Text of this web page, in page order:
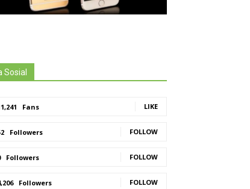
Sosial
Fans LIKE
Followers FOLLOW
Followers FOLLOW
Followers FOLLOW